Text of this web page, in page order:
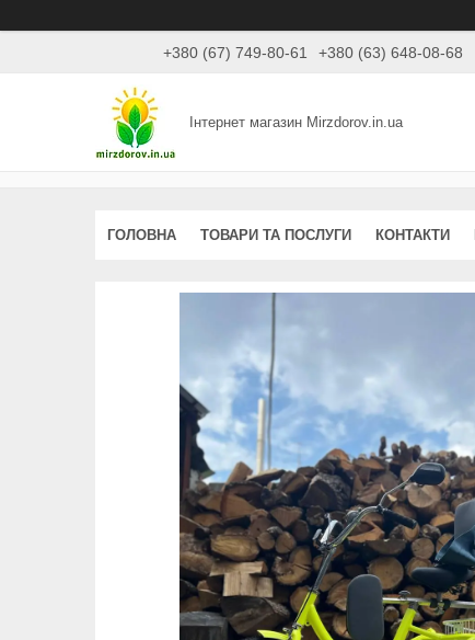
+380 (67) 749-80-61 +380 (63) 648-08-68
Інтернет магазин Mirzdorov.in.ua
ГОЛОВНА ТОВАРИ ТА ПОСЛУГИ КОНТАКТИ